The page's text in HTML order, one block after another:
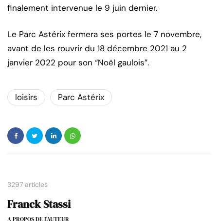
finalement intervenue le 9 juin dernier.
Le Parc Astérix fermera ses portes le 7 novembre,
avant de les rouvrir du 18 décembre 2021 au 2
janvier 2022 pour son “Noël gaulois”.
loisirs Parc Astérix
3297 articles
Franck Stassi
A PROPOS DE L'AUTEUR